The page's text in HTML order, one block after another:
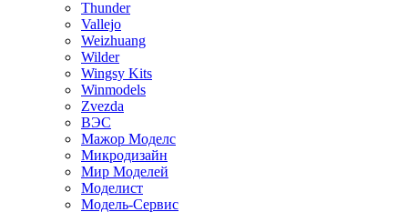
Thunder
Vallejo
Weizhuang
Wilder
Wingsy Kits
Winmodels
Zvezda
ВЭС
Мажор Моделс
Микродизайн
Мир Моделей
Моделист
Модель-Сервис